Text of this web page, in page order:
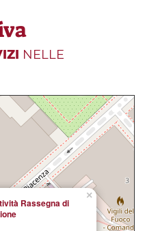
NELLE
×
Rassegna di